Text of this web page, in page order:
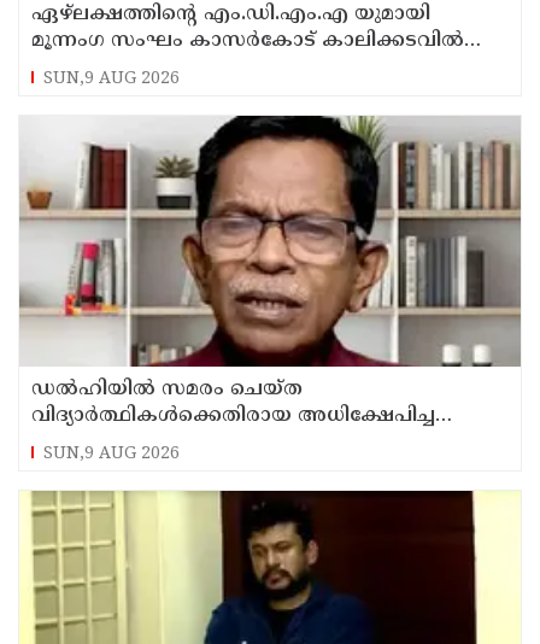
ഏഴ്ലക്ഷത്തിൻ്റെ എം.ഡി.എം.എ യുമായി
മൂന്നംഗ സംഘം കാസർകോട് കാലിക്കടവിൽ
അറസ്റ്റിൽ
SUN,9 AUG 2026
ഡൽഹിയിൽ സമരം ചെയ്ത
വിദ്യാർത്ഥികൾക്കെതിരായ അധിക്ഷേപിച്ച
കേസില്‍ സംഘപരിവാർ സഹയാത്രികൻ ടി ജി
മോഹന്‍ദാസ് കസ്റ്റഡിയിൽ
SUN,9 AUG 2026